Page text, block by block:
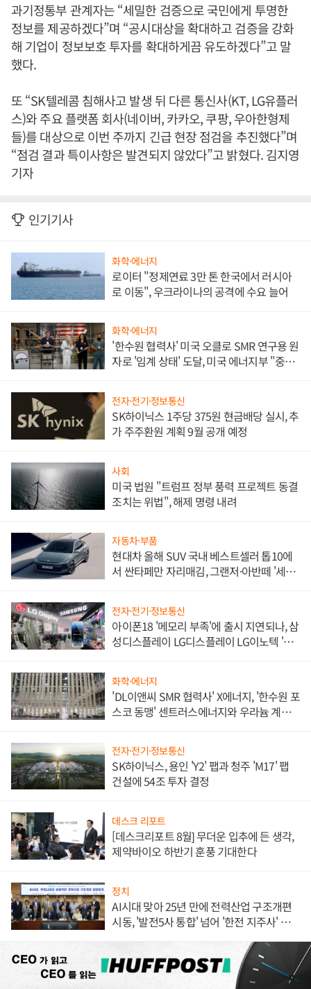
과기정통부 관계자는 “세밀한 검증으로 국민에게 투명한
정보를 제공하겠다”며 “공시대상을 확대하고 검증을 강화
해 기업이 정보보호 투자를 확대하게끔 유도하겠다”고 말
했다.
또 “SK텔레콤 침해사고 발생 뒤 다른 통신사(KT, LG유플러
스)와 주요 플랫폼 회사(네이버, 카카오, 쿠팡, 우아한형제
들)를 대상으로 이번 주까지 긴급 현장 점검을 추진했다”며
“점검 결과 특이사항은 발견되지 않았다”고 밝혔다. 김지영
기자
인기기사
화학·에너지
로이터 "정제연료 3만 톤 한국에서 러시아
로 이동", 우크라이나의 공격에 수요 늘어
화학·에너지
'한수원 협력사' 미국 오클로 SMR 연구용 원
자로 '임계 상태' 도달, 미국 에너지부 "중요
전자·전기·정보통신
SK하이닉스 1주당 375원 현금배당 실시, 추
가 주주환원 계획 9월 공개 예정
사회
미국 법원 "트럼프 정부 풍력 프로젝트 동결
조치는 위법", 해제 명령 내려
자동차·부품
현대차 올해 SUV 국내 베스트셀러 톱10에
서 싼타페만 자리매김, 그랜저·아반떼 '세단
전자·전기·정보통신
아이폰18 '메모리 부족'에 출시 지연되나, 삼
성디스플레이 LG디스플레이 LG이노텍 '탈
화학·에너지
'DL이앤씨 SMR 협력사' X에너지, '한수원 포
스코 동맹' 센트러스에너지와 우라늄 계약
전자·전기·정보통신
SK하이닉스, 용인 'Y2' 팹과 청주 'M17' 팹
건설에 54조 투자 결정
데스크 리포트
[데스크리포트 8월] 무더운 입추에 든 생각,
제약바이오 하반기 훈풍 기대한다
정치
AI시대 맞아 25년 만에 전력산업 구조개편
시동, '발전5사 통합' 넘어 '한전 지주사' 재편